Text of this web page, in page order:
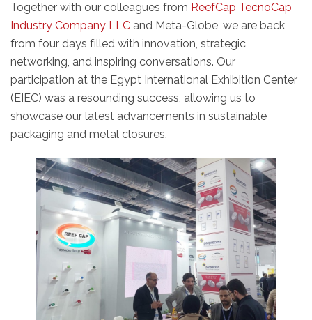
Together with our colleagues from ReefCap TecnoCap
Industry Company LLC and Meta-Globe, we are back
from four days filled with innovation, strategic
networking, and inspiring conversations. Our
participation at the Egypt International Exhibition Center
(EIEC) was a resounding success, allowing us to
showcase our latest advancements in sustainable
packaging and metal closures.